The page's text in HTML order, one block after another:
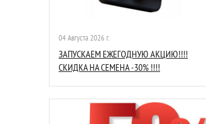
04 Августа 2026 г.
ЗАПУСКАЕМ ЕЖЕГОДНУЮ АКЦИЮ!!!!
СКИДКА НА СЕМЕНА -30% !!!!